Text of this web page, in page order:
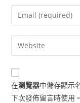
name
comment
Enter
your
email
address
comment
Enter
your
website
URL
(optional)
在瀏覽器中儲存顯示
下次發佈留言時使用。